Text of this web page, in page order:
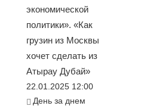
экономической
политики». «Как
грузин из Москвы
хочет сделать из
Атырау Дубай»
22.01.2025 12:00
День за днем